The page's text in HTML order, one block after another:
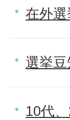
在外
選挙
10代